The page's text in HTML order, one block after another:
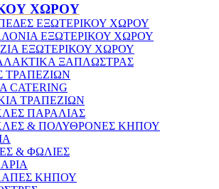
ΧΩΡΟΥ
ΕΞΩΤΕΡΙΚΟΥ ΧΩΡΟΥ
ΕΞΩΤΕΡΙΚΟΥ ΧΩΡΟΥ
ΕΞΩΤΕΡΙΚΟΥ ΧΩΡΟΥ
ΞΑΠΛΩΣΤΡΑΣ
ΤΡΑΠΕΖΙΩΝ
CATERING
ΤΡΑΠΕΖΙΩΝ
ΠΑΡΑΛΙΑΣ
& ΠΟΛΥΘΡΟΝΕΣ ΚΗΠΟΥ
& ΦΩΛΙΕΣ
ΚΗΠΟΥ